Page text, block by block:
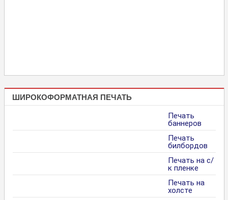
ШИРОКОФОРМАТНАЯ ПЕЧАТЬ
Печать
баннеров
Печать
билбордов
Печать на с/
к пленке
Печать на
холсте